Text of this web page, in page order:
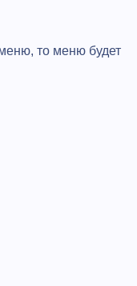
то меню будет